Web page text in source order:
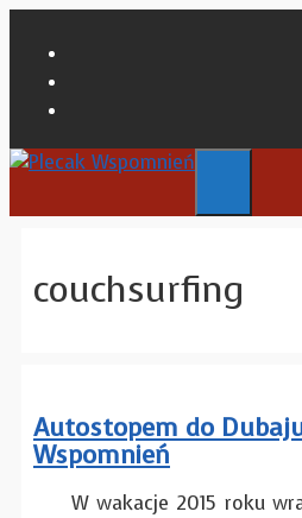
treści
Facebook
on
profile
YouTube
Menu
couchsurfing
Autostopem do
Wspomnień
W wakacje 2015 roku